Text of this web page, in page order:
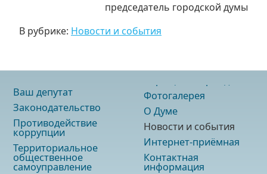
председатель городской думы
В рубрике: Новости и события
Ваш депутат
Законодательство
Противодействие
коррупции
Территориальное
общественное
самоуправление
Фотогалерея
О Думе
Новости и события
Интернет-приёмная
Контактная
информация